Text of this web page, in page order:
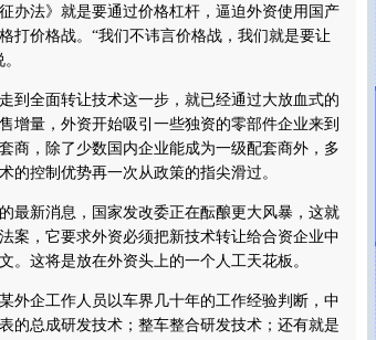
办法》就是要通过价格杠杆，逼迫外资使用国产
打价格战。“我们不讳言价格战，我们就是要让
全面转让技术这一步，就已经通过大放血式的
增量，外资开始吸引一些独资的零部件企业来到
商，除了少数国内企业能成为一级配套商外，多
的控制优势再一次从政策的指尖滑过。
新消息，国家发改委正在酝酿更大风暴，这就
案，它要求外资必须把新技术转让给合资企业中
。这将是放在外资头上的一个人工天花板。
企工作人员以车界几十年的工作经验判断，中
的总成研发技术；整车整合研发技术；还有就是